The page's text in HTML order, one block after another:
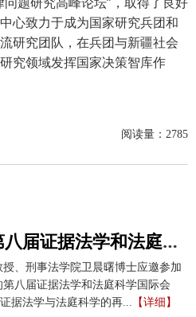
心致力于成为国家研究兵团和
研究团队，在兵团与新疆社会
究领域发挥国家决策智库作
阅读量： 2785
我校教师应邀参加第八届证据法学和法庭科学国际会议并作学术报告
、刑事法学院卫晨曙博士应邀参加
八届证据法学和法庭科学国际会
据法学与法庭科学的再... 【详细】